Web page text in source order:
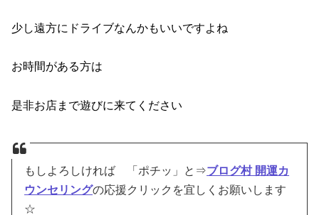
少し遠方にドライブなんかもいいですよね
お時間がある方は
是非お店まで遊びに来てください
もしよろしければ 「ポチッ」と⇒ブログ村 開運カ
ウンセリングの応援クリックを宜しくお願いします
☆